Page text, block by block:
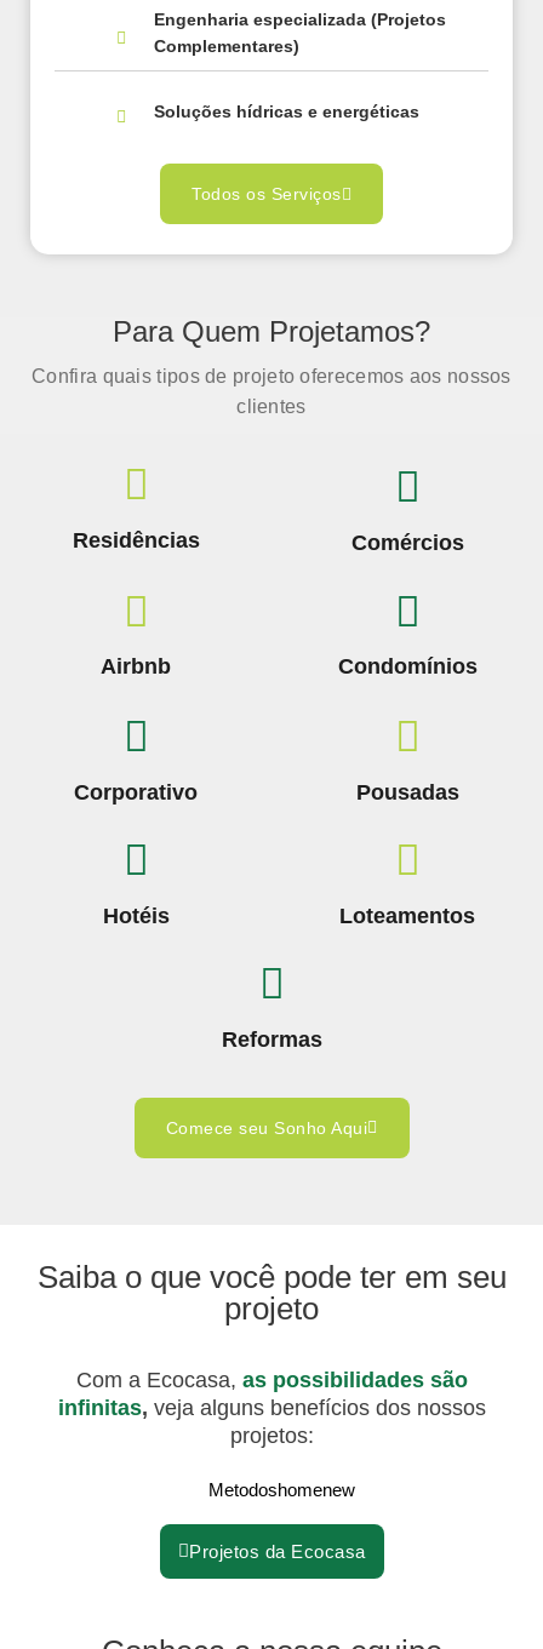
Engenharia especializada (Projetos
Complementares)
Soluções hídricas e energéticas
Todos os Serviços
Para Quem Projetamos?
Confira quais tipos de projeto oferecemos aos nossos
clientes
Residências Comércios
Airbnb Condomínios
Corporativo Pousadas
Hotéis Loteamentos
Reformas
Comece seu Sonho Aqui
Saiba o que você pode ter em seu
projeto
Com a Ecocasa, as possibilidades são
infinitas, veja alguns benefícios dos nossos
projetos:
Projetos da Ecocasa